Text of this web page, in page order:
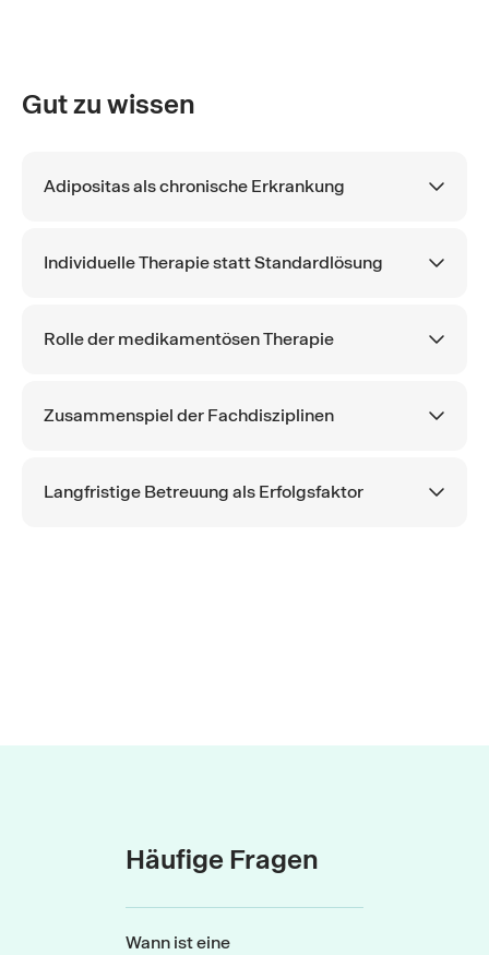
Gut zu wissen
Adipositas als chronische Erkrankung
Individuelle Therapie statt Standardlösung
Rolle der medikamentösen Therapie
Zusammenspiel der Fachdisziplinen
Langfristige Betreuung als Erfolgsfaktor
Häufige Fragen
Wann ist eine